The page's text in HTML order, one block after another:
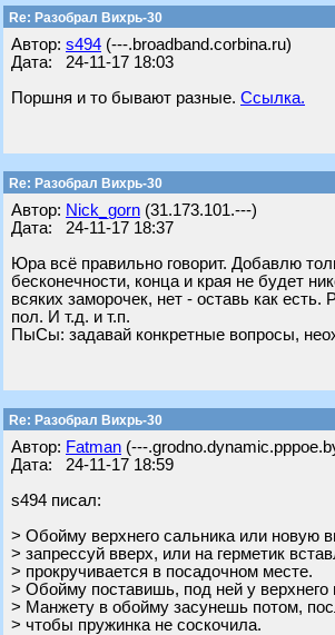
Re: Разобрал Вихрь-30
Автор: s494 (---.broadband.corbina.ru)
Дата: 24-11-17 18:03
Поршня и то бывают разные. Ссылка.
Re: Разобрал Вихрь-30
Автор: Nick_gorn (31.173.101.---)
Дата: 24-11-17 18:37
Юра всё правильно говорит. Добавлю
бесконечности, конца и края не будет
всяких заморочек, нет - оставь как есть.
пол. И т.д. и т.п.
ПыСы: задавай конкретные вопросы,
Re: Разобрал Вихрь-30
Автор: Fatman (---
Дата: 24-11-17 18:59
s494 писал:
> Обойму верхнего сальника или новую
> запрессуй вверх, или на герметик
> прокручивается в посадочном месте.
> Обойму поставишь, под ней у
> Манжету в обойму засунешь потом,
> чтобы пружинка не соскочила.